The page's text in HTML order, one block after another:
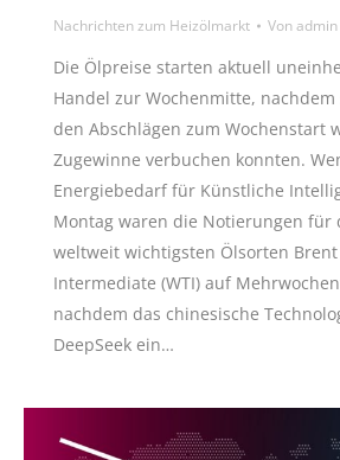
Nachrichten zum Heizölmarkt Vonadmin
Die Ölpreise starten aktuell
Handel zur Wochenmitte,
den Abschlägen zum Wochenstart
Zugewinne verbuchen konnten.
Energiebedarf für Künstliche
Montag waren die Notierungen für
weltweit wichtigsten Ölsorten Brent
Intermediate (WTI) auf
nachdem das chinesische
DeepSeek ein…